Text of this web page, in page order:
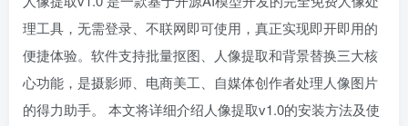
理工具，无需登录、不联网即可使用，真正实现即开即用的
便捷体验。软件支持批量抠图、人像提取和背景替换三大核
心功能，是摄影师、电商美工、自媒体创作者处理人像图片
的得力助手。 本文将详细介绍人像提取v1.0的安装方法及使